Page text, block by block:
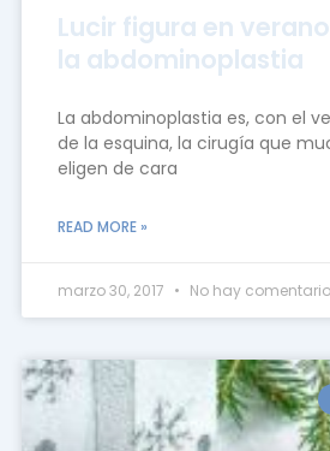
Lucir figura en
la abdominoplastia
La abdominoplastia es, con el
de la esquina, la cirugía que
eligen de cara
READ MORE »
marzo 30, 2017 No hay